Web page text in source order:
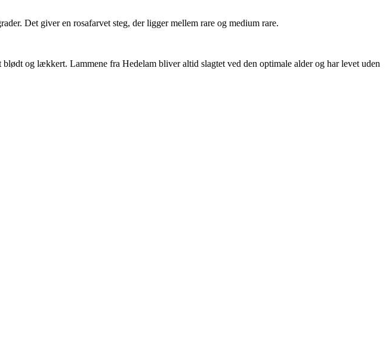
Det giver en rosafarvet steg, der ligger mellem rare og medium rare.
og lækkert. Lammene fra Hedelam bliver altid slagtet ved den optimale alder og har levet uden